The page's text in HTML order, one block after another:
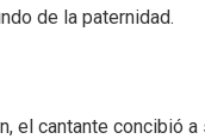
de la paternidad.
el cantante concibió